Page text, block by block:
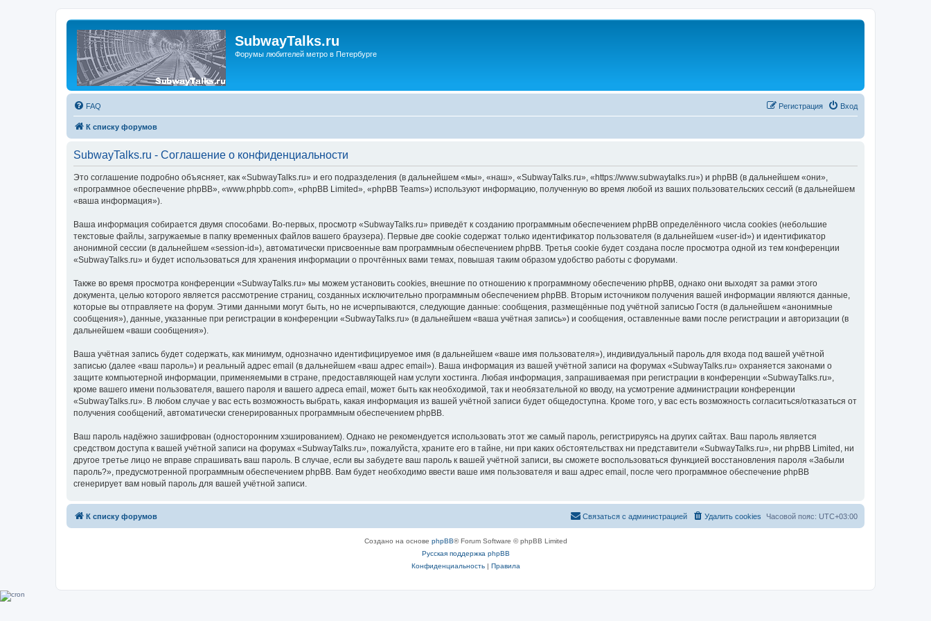
SubwayTalks.ru
Форумы любителей метро в Петербурге
FAQ Вход
Регистрация
К списку форумов
SubwayTalks.ru - Соглашение о конфиденциальности
Это соглашение подробно объясняет, как «SubwayTalks.ru» и его подразделения (в дальнейшем «мы», «наш», «SubwayTalks.ru», «https://www.subwaytalks.ru») и phpBB (в дальнейшем «они»,
«программное обеспечение phpBB», «www.phpbb.com», «phpBB Limited», «phpBB Teams») используют информацию, полученную во время любой из ваших пользовательских сессий (в дальнейшем
«ваша информация»).
Ваша информация собирается двумя способами. Во-первых, просмотр «SubwayTalks.ru» приведёт к созданию программным обеспечением phpBB определённого числа cookies (небольшие
текстовые файлы, загружаемые в папку временных файлов вашего браузера). Первые две cookie содержат только идентификатор пользователя (в дальнейшем «user-id») и идентификатор
анонимной сессии (в дальнейшем «session-id»), автоматически присвоенные вам программным обеспечением phpBB. Третья cookie будет создана после просмотра одной из тем конференции
«SubwayTalks.ru» и будет использоваться для хранения информации о прочтённых вами темах, повышая таким образом удобство работы с форумами.
Также во время просмотра конференции «SubwayTalks.ru» мы можем установить cookies, внешние по отношению к программному обеспечению phpBB, однако они выходят за рамки этого
документа, целью которого является рассмотрение страниц, созданных исключительно программным обеспечением phpBB. Вторым источником получения вашей информации являются данные,
которые вы отправляете на форум. Этими данными могут быть, но не исчерпываются, следующие данные: сообщения, размещённые под учётной записью Гостя (в дальнейшем «анонимные
сообщения»), данные, указанные при регистрации в конференции «SubwayTalks.ru» (в дальнейшем «ваша учётная запись») и сообщения, оставленные вами после регистрации и авторизации (в
дальнейшем «ваши сообщения»).
Ваша учётная запись будет содержать, как минимум, однозначно идентифицируемое имя (в дальнейшем «ваше имя пользователя»), индивидуальный пароль для входа под вашей учётной
записью (далее «ваш пароль») и реальный адрес email (в дальнейшем «ваш адрес email»). Ваша информация из вашей учётной записи на форумах «SubwayTalks.ru» охраняется законами о
защите компьютерной информации, применяемыми в стране, предоставляющей нам услуги хостинга. Любая информация, запрашиваемая при регистрации в конференции «SubwayTalks.ru»,
кроме вашего имени пользователя, вашего пароля и вашего адреса email, может быть как необходимой, так и необязательной ко вводу, на усмотрение администрации конференции
«SubwayTalks.ru». В любом случае у вас есть возможность выбрать, какая информация из вашей учётной записи будет общедоступна. Кроме того, у вас есть возможность согласиться/отказаться от
получения сообщений, автоматически сгенерированных программным обеспечением phpBB.
Ваш пароль надёжно зашифрован (односторонним хэшированием). Однако не рекомендуется использовать этот же самый пароль, регистрируясь на других сайтах. Ваш пароль является
средством доступа к вашей учётной записи на форумах «SubwayTalks.ru», пожалуйста, храните его в тайне, ни при каких обстоятельствах ни представители «SubwayTalks.ru», ни phpBB Limited, ни
другое третье лицо не вправе спрашивать ваш пароль. В случае, если вы забудете ваш пароль к вашей учётной записи, вы сможете воспользоваться функцией восстановления пароля «Забыли
пароль?», предусмотренной программным обеспечением phpBB. Вам будет необходимо ввести ваше имя пользователя и ваш адрес email, после чего программное обеспечение phpBB
сгенерирует вам новый пароль для вашей учётной записи.
К списку форумов Часовой пояс: UTC+03:00
Удалить cookies
Связаться с администрацией
Создано на основе phpBB® Forum Software © phpBB Limited
Русская поддержка phpBB
Конфиденциальность| Правила